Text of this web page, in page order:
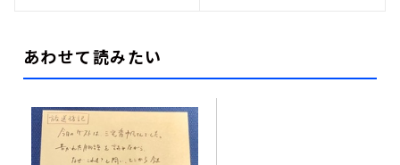
あわせて読みたい